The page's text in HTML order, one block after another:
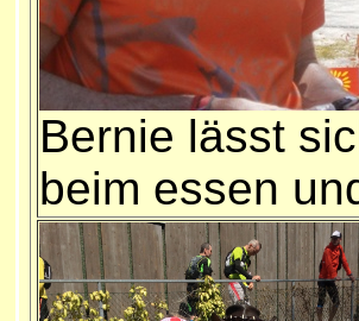
Bernie lässt
beim essen